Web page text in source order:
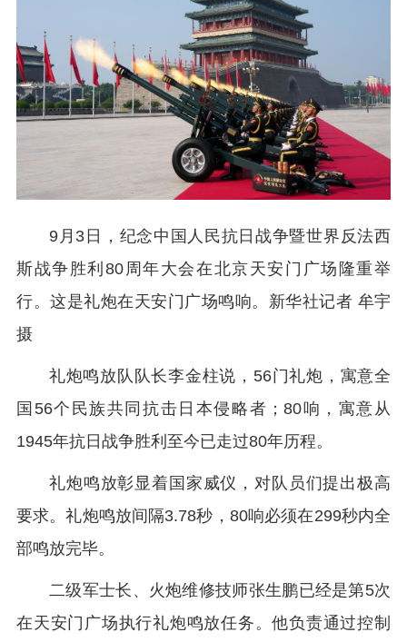
9月3日，纪念中国人民抗日战争暨世界反法西
斯战争胜利80周年大会在北京天安门广场隆重举
行。这是礼炮在天安门广场鸣响。新华社记者 牟宇
摄
礼炮鸣放队队长李金柱说，56门礼炮，寓意全
国56个民族共同抗击日本侵略者；80响，寓意从
1945年抗日战争胜利至今已走过80年历程。
礼炮鸣放彰显着国家威仪，对队员们提出极高
要求。礼炮鸣放间隔3.78秒，80响必须在299秒内全
部鸣放完毕。
二级军士长、火炮维修技师张生鹏已经是第5次
在天安门广场执行礼炮鸣放任务。他负责通过控制